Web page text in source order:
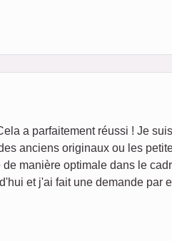
a parfaitement réussi ! Je
anciens originaux ou les
manière optimale dans le
et j'ai fait une demande par